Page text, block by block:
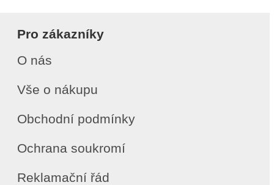
Pro zákazníky
O nás
Vše o nákupu
Obchodní podmínky
Ochrana soukromí
Reklamační řád